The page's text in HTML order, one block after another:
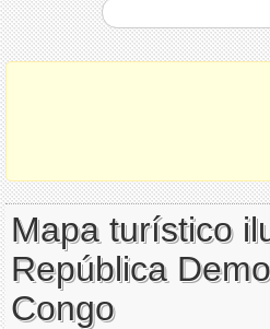
Mapa turístico
República
Congo